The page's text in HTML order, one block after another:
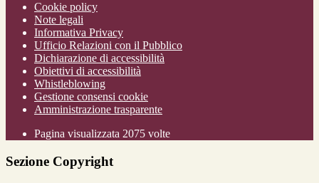
Cookie policy
Note legali
Informativa Privacy
Ufficio Relazioni con il Pubblico
Dichiarazione di accessibilità
Obiettivi di accessibilità
Whistleblowing
Gestione consensi cookie
Amministrazione trasparente
Pagina visualizzata 2075 volte
Sezione Copyright